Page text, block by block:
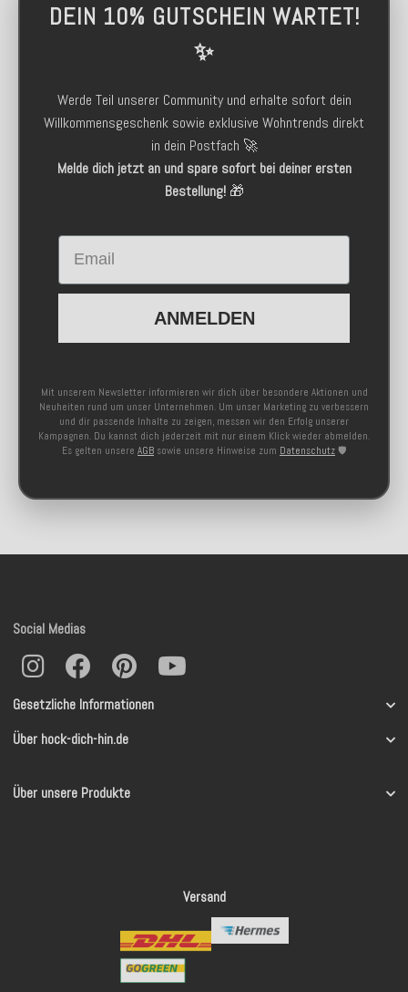
DEIN 10% GUTSCHEIN WARTET!
✨
Werde Teil unserer Community und erhalte sofort dein
Willkommensgeschenk sowie exklusive Wohntrends direkt
in dein Postfach 🚀
Melde dich jetzt an und spare sofort bei deiner ersten
Bestellung!🎁
Email
ANMELDEN
Mit unserem Newsletter informieren wir dich über besondere Aktionen und
Neuheiten rund um unser Unternehmen. Um unser Marketing zu verbessern
und dir passende Inhalte zu zeigen, messen wir den Erfolg unserer
Kampagnen. Du kannst dich jederzeit mit nur einem Klick wieder abmelden.
Es gelten unsere AGB sowie unsere Hinweise zum Datenschutz 🛡️
Gesetzliche Informationen
Über hock-dich-hin.de
Über unsere Produkte
Social Medias
Versand